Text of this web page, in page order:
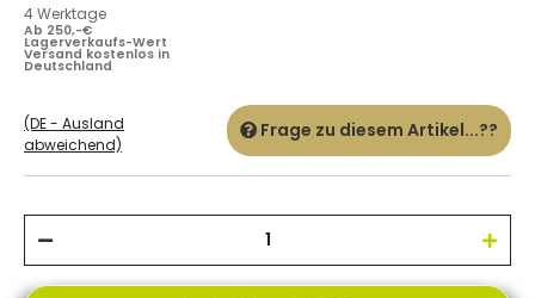
4 Werktage
Ab 250,-€
Lagerverkaufs-Wert
Versand kostenlos in
Deutschland
(DE - Ausland
abweichend)
Frage zu diesem Artikel...??